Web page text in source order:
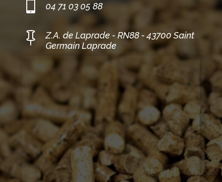
 04 71 03 05 88

Z.A. de Laprade - RN88 - 43700 Saint
Germain Laprade